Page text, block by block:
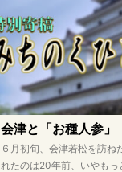
会津と「お種人参」
６月初旬、会津若松を訪ね
れたのは20年前、いやもっ